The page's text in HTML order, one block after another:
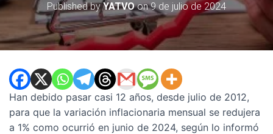
Published byYATVOon9 de julio de 2024
Han debido pasar casi 12 años, desde julio de 2012,
para que la variación inflacionaria mensual se redujera
a 1% como ocurrió en junio de 2024, según lo informó